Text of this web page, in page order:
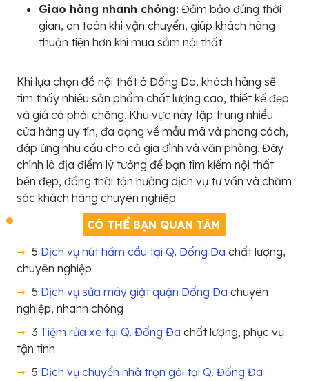
Giao hàng nhanh chóng: Đảm bảo đúng thời
gian, an toàn khi vận chuyển, giúp khách hàng
thuận tiện hơn khi mua sắm nội thất.
Khi lựa chọn đồ nội thất ở Đống Đa, khách hàng sẽ
tìm thấy nhiều sản phẩm chất lượng cao, thiết kế đẹp
và giá cả phải chăng. Khu vực này tập trung nhiều
cửa hàng uy tín, đa dạng về mẫu mã và phong cách,
đáp ứng nhu cầu cho cả gia đình và văn phòng. Đây
chính là địa điểm lý tưởng để bạn tìm kiếm nội thất
bền đẹp, đồng thời tận hưởng dịch vụ tư vấn và chăm
sóc khách hàng chuyên nghiệp.
CÓ THỂ BẠN QUAN TÂM
5 Dịch vụ hút hầm cầu tại Q. Đống Đa chất lượng,
chuyên nghiệp
5 Dịch vụ sửa máy giặt quận Đống Đa chuyên
nghiệp, nhanh chóng
3 Tiệm rửa xe tại Q. Đống Đa chất lượng, phục vụ
tận tình
5 Dịch vụ chuyển nhà trọn gói tại Q. Đống Đa